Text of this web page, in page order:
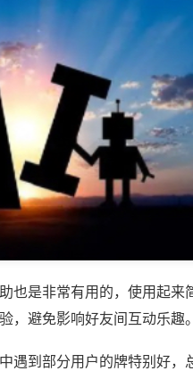
也是非常有用的，使用起来
，避免影响好友间互动乐趣。
遇到部分用户的牌特别好，